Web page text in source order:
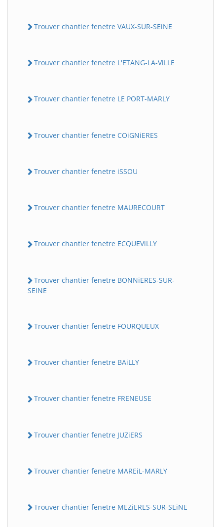
Trouver chantier fenetre VAUX-SUR-SEiNE
Trouver chantier fenetre L'ETANG-LA-ViLLE
Trouver chantier fenetre LE PORT-MARLY
Trouver chantier fenetre COiGNiERES
Trouver chantier fenetre iSSOU
Trouver chantier fenetre MAURECOURT
Trouver chantier fenetre ECQUEViLLY
Trouver chantier fenetre BONNiERES-SUR-
SEiNE
Trouver chantier fenetre FOURQUEUX
Trouver chantier fenetre BAiLLY
Trouver chantier fenetre FRENEUSE
Trouver chantier fenetre JUZiERS
Trouver chantier fenetre MAREiL-MARLY
Trouver chantier fenetre MEZiERES-SUR-SEiNE